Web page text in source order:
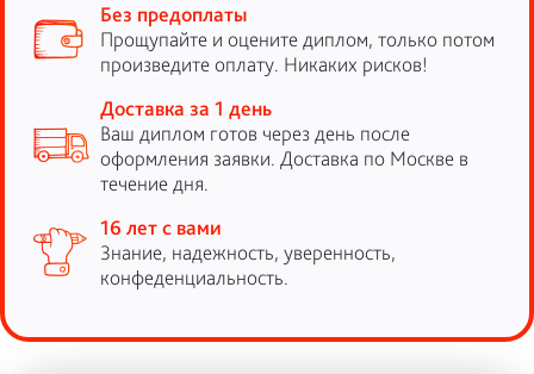
Без предоплаты
Прощупайте и оцените диплом, только потом
произведите оплату. Никаких рисков!
Доставка за 1 день
Ваш диплом готов через день после
оформления заявки. Доставка по Москве в
течение дня.
16 лет с вами
Знание, надежность, уверенность,
конфеденциальность.